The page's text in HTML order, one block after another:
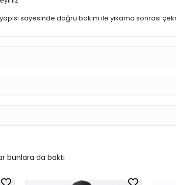
sayesinde doğru bakım ile yıkama sonrası
bunlara da baktı